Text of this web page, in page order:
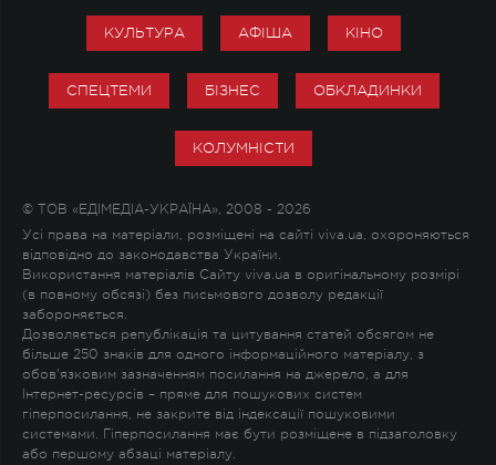
КУЛЬТУРА АФІША КІНО
СПЕЦТЕМИ БІЗНЕС ОБКЛАДИНКИ
КОЛУМНІСТИ
© ТОВ «ЕДІМЕДІА-УКРАЇНА», 2008 - 2026
Усі права на матеріали, розміщені на сайті viva.ua, охороняються
відповідно до законодавства України.
Використання матеріалів Сайту viva.ua в оригінальному розмірі
(в повному обсязі) без письмового дозволу редакції
забороняється.
Дозволяється републікація та цитування статей обсягом не
більше 250 знаків для одного інформаційного матеріалу, з
обов'язковим зазначенням посилання на джерело, а для
Інтернет-ресурсів – пряме для пошукових систем
гіперпосилання, не закрите від індексації пошуковими
системами. Гіперпосилання має бути розміщене в підзаголовку
або першому абзаці матеріалу.